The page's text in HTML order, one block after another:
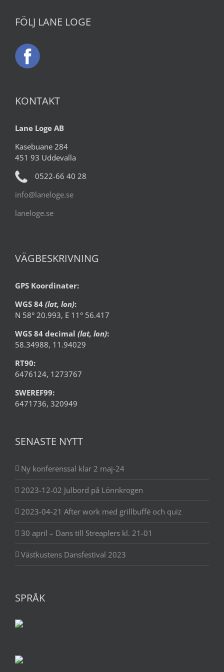
FÖLJ LANE LOGE
KONTAKT
Lane Loge AB
Kasebuane 284
451 93 Uddevalla
0522-66 40 28
info@laneloge.se
laneloge.se
VÄGBESKRIVNING
GPS Koordinater:
WGS 84 (lat, lon):
N 58° 20.993, E 11° 56.417
WGS 84 decimal (lat, lon):
58.34988, 11.94029
RT90:
6476124, 1273767
SWEREF99:
6471736, 320949
SENASTE NYTT
Ny konferenssal klar 2 maj-24
2023-12-02 Julbord på Lönnkrogen
2023-04-21 After work med grillbuffé och quiz
30 april – Dans till Streaplers kl. 21-01
Västkustens Dansfestival 2023
SPRÅK